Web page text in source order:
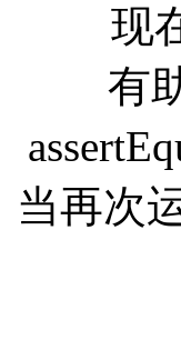
现在
有
当再次